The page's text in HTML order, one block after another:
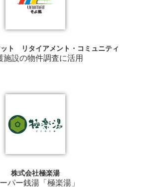
ト リタイアメント・コミュニティ
施設の物件調査に活用
株式会社極楽湯
パー銭湯「極楽湯」